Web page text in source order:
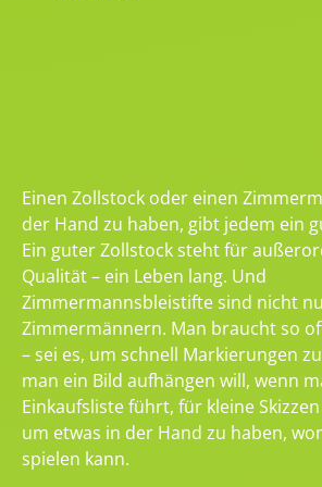
Einen Zollstock oder einen
der Hand zu haben, gibt jedem ein
Ein guter Zollstock steht für
Qualität – ein Leben lang. Und
Zimmermannsbleistifte sind nicht
Zimmermännern. Man braucht so
– sei es, um schnell Markierungen
man ein Bild aufhängen will, wenn
Einkaufsliste führt, für kleine
um etwas in der Hand zu haben,
spielen kann.